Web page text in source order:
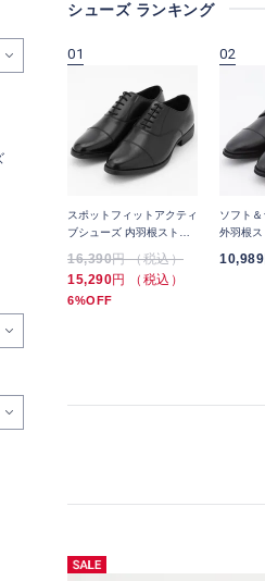
シューズ ランキング
01
スポットフィットアクティ
ブシューズ 内羽根ストレ
16,390円 （税込）
15,290円 （税込）
6%OFF
02
ソフト
外羽根
10,989